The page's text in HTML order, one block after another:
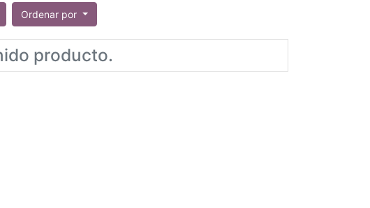
Ordenar por
producto.